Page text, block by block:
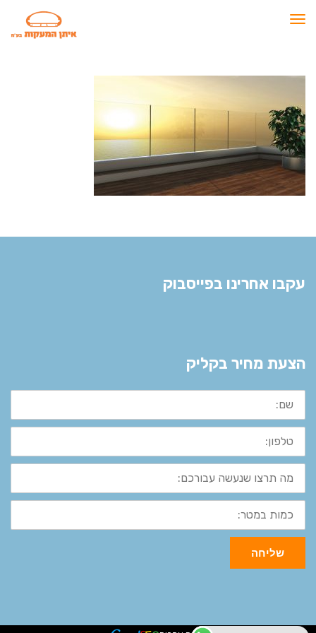
תפריט
עקבו אחרינו בפייסבוק
הצעת מחיר בקליק
שם:
טלפון:
מה
תרצו
שנעשה
עבורכם:
כמות
במטר:
שליחה